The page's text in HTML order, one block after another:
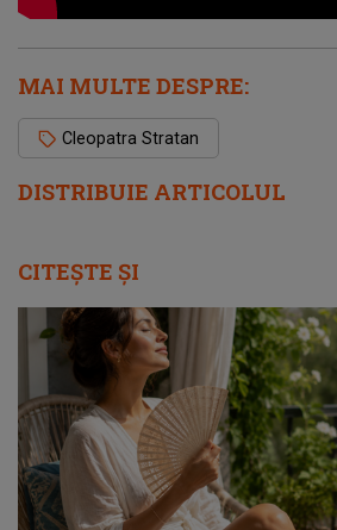
DISTRIBUIE ARTICOLUL
MAI MULTE DESPRE:
Cleopatra Stratan
CITEȘTE ȘI